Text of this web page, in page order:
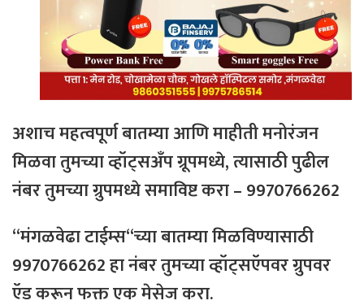
अशाचमहत्वपूर्णबातम्याआणिमाहीतीमनोरंजन
मिळवातुमच्याव्हॉट्सअँपग्रूपमध्ये,त्यासाठीपुढील
नंबरतुमच्याग्रुपमध्येसमाविष्टकरा– 9970766262
“मंगळवेढाटाईम्स“च्याबातम्यामिळविण्यासाठी
9970766262हानंबरतुमच्याव्हॉट्सऍपवरग्रुपवर
ऍडकरूनफक्तएकमेसेजकरा.